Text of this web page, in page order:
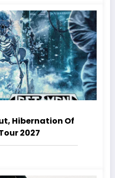
Hibernation Of
2027